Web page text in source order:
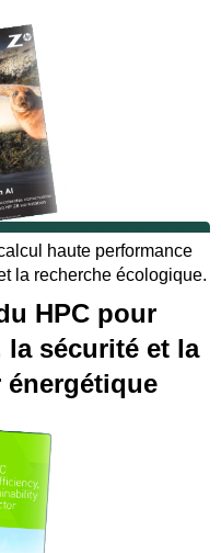
haute performance
la recherche écologique.
HPC pour
la sécurité et la